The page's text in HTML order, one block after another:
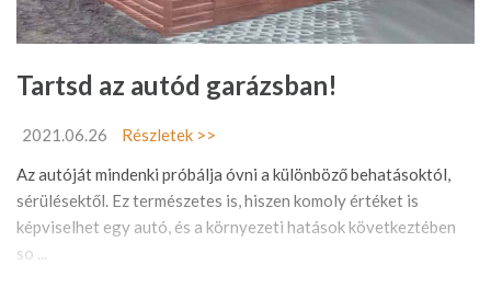
Tartsd az autód garázsban!
2021.06.26
Részletek >>
Az autóját mindenki próbálja óvni a különböző behatásoktól,
sérülésektől. Ez természetes is, hiszen komoly értéket is
képviselhet egy autó, és a környezeti hatások következtében
so ...